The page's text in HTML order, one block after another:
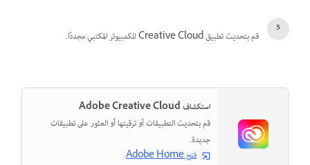
قم بتحديث تطبيق Creative Cloud للكمبيوتر المكتبي مجددًا.
استكشاف Adobe Creative Cloud
قم بتحديث التطبيقات أو ترقيتها أو العثور على تطبيقات
جديدة.
فتح Adobe Home